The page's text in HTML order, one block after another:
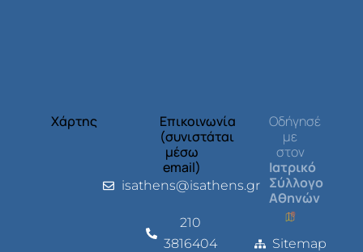
Χάρτης
Επικοινωνία
(συνιστάται
μέσω
email)
isathens@isathens.gr
210
3816404
Οδήγησέ
με
στον
Ιατρικό
Σύλλογο
Αθηνών
Sitemap